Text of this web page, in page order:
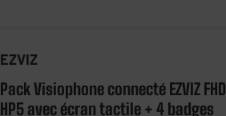
EZVIZ
Pack Visiophone connecté EZVIZ FHD
HP5 avec écran tactile + 4 badges